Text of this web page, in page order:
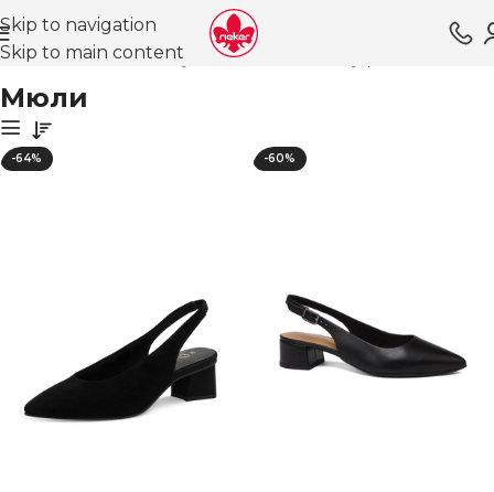
Skip to navigation
Skip to main content
Магазин Обувь для женщин
Мюли
-64% -60%